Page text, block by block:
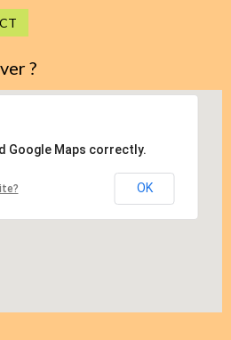
?
Google Maps correctly.
OK